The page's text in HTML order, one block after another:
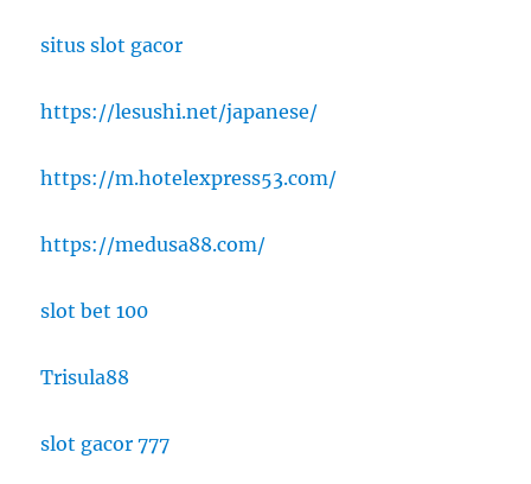
situs slot gacor
https://lesushi.net/japanese/
https://m.hotelexpress53.com/
https://medusa88.com/
slot bet 100
Trisula88
slot gacor 777